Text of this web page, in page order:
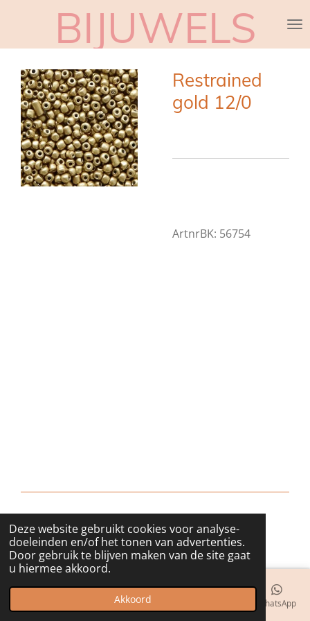
Deze website gebruikt cookies voor analyse-
doeleinden en/of het tonen van advertenties.
Door gebruik te blijven maken van de site gaat
u hiermee akkoord.
Akkoord
naar
hoofdinhoud
BIJUWELS
Restrained
gold 12/0
ArtnrBK: 56754
© 2018 - 2026 bijuwels
Telefoonnummer WhatsApp